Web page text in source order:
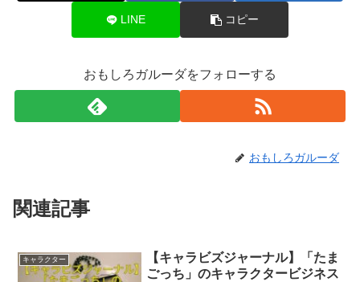
LINE コピー
おもしろガルーダをフォローする
おもしろガルーダ
関連記事
キャラクター
【キャラビズジャーナル】「たま
ごっち」のキャラクタービジネス